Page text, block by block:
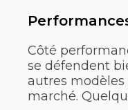
Côté
se défendent
autres modèles
marché.